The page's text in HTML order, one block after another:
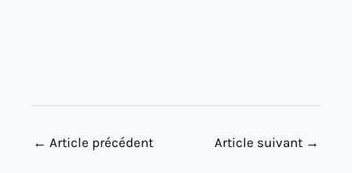
← Article précédent Article suivant →